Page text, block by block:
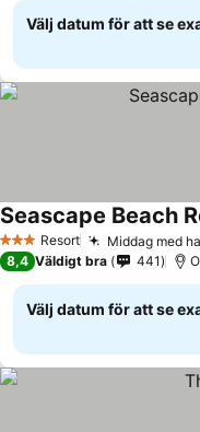
Välj datum för att se
3 StjärnorResort Middag med
Seascape Beach
8,4 Väldigt bra 441
Välj datum för att se